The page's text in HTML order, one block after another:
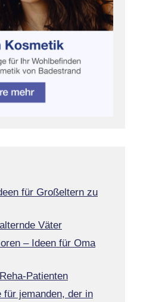
für Großeltern zu
Väter
– Ideen für Oma
Patienten
für jemanden, der in